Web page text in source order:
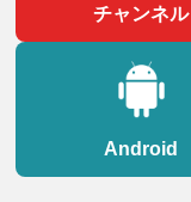
チャンネル
Android